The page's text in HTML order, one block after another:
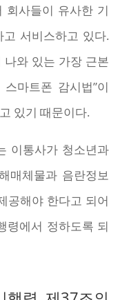
회사들이 유사한 기
서비스하고 있다.
와 있는 가장 근본
마트폰 감시법”이
있기 때문이다.
이통사가 청소년과
매체물과 음란정보
공해야 한다고 되어
령에서 정하도록 되